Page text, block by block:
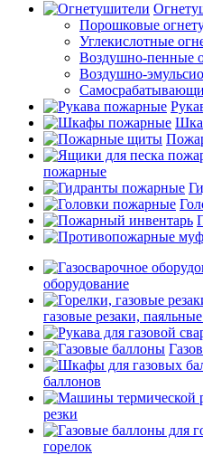
Порошковые
Углекислотные
Воздушно-пенные
Воздушно-
пожарные
оборудование
газовые резаки,
баллонов
резки
горелок